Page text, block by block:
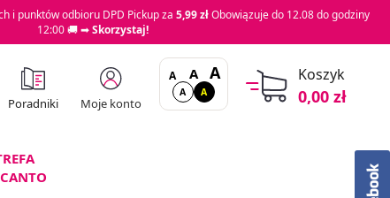
i punktów odbioru DPD Pickup za 5,99 złObowiązuje do 12.08 do godziny
12:00 🚚 ➡Skorzystaj!
Poradniki Moje konto
A A A
A A
Koszyk
0,00 zł